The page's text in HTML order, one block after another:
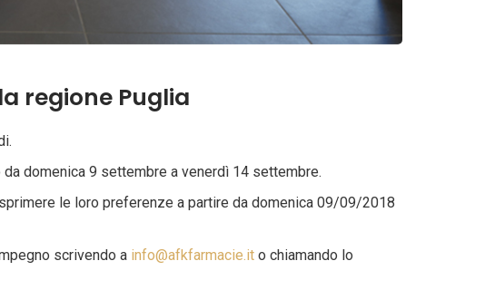
regione Puglia
domenica 9 settembre a venerdì 14 settembre.
le loro preferenze a partire da domenica 09/09/2018
scrivendo a info@afkfarmacie.it o chiamando lo